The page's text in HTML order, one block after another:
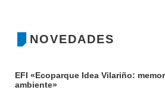
NOVEDADES
EFI «Ecoparque Idea Vilariño:
ambiente»